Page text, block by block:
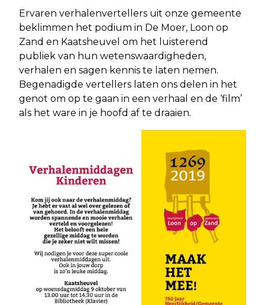
Ervaren verhalenvertellers uit onze gemeente
beklimmen het podium in De Moer, Loon op
Zand en Kaatsheuvel om het luisterend
publiek van hun wetenswaardigheden,
verhalen en sagen kennis te laten nemen.
Begenadigde vertellers laten ons delen in het
genot om op te gaan in een verhaal en de ‘film’
als het ware in je hoofd af te draaien.